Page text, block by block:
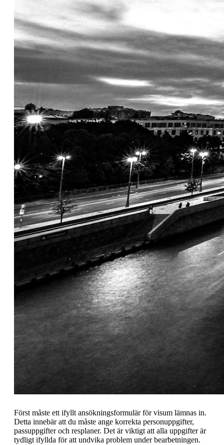
Först måste ett ifyllt ansökningsformulär för visum lämnas in.
Detta innebär att du måste ange korrekta personuppgifter,
passuppgifter och resplaner. Det är viktigt att alla uppgifter är
tydligt ifyllda för att undvika problem under bearbetningen.